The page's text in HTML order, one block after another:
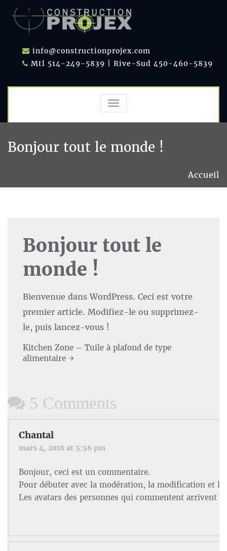
info@constructionprojex.com
Mtl 514-249-5839 | Rive-Sud 450-460-5839
TOGGLE
NAVIGATION
Bonjour tout le monde !
Accueil
Bonjour tout le
monde !
Bienvenue dans WordPress. Ceci est votre
premier article. Modifiez-le ou supprimez-
le, puis lancez-vous !
Post
Kitchen Zone – Tuile à plafond de type
alimentaire →
5 Comments
Chantal
mars 4, 2018 at 5:56 pm
Bonjour, ceci est un commentaire.
Pour débuter avec la modération, la modification et
Les avatars des personnes qui commentent arrivent